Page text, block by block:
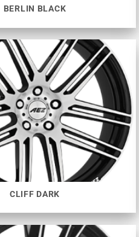
BERLIN BLACK
CLIFF DARK